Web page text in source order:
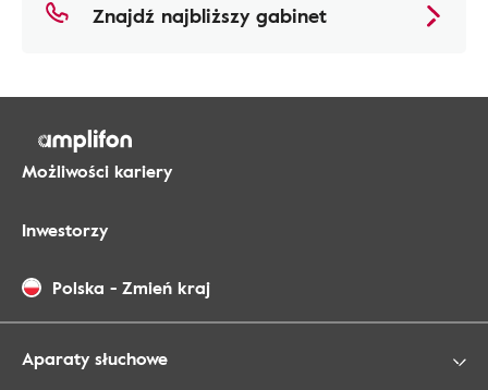
Znajdź najbliższy gabinet
Możliwości kariery
Inwestorzy
Polska - Zmień kraj
Aparaty słuchowe